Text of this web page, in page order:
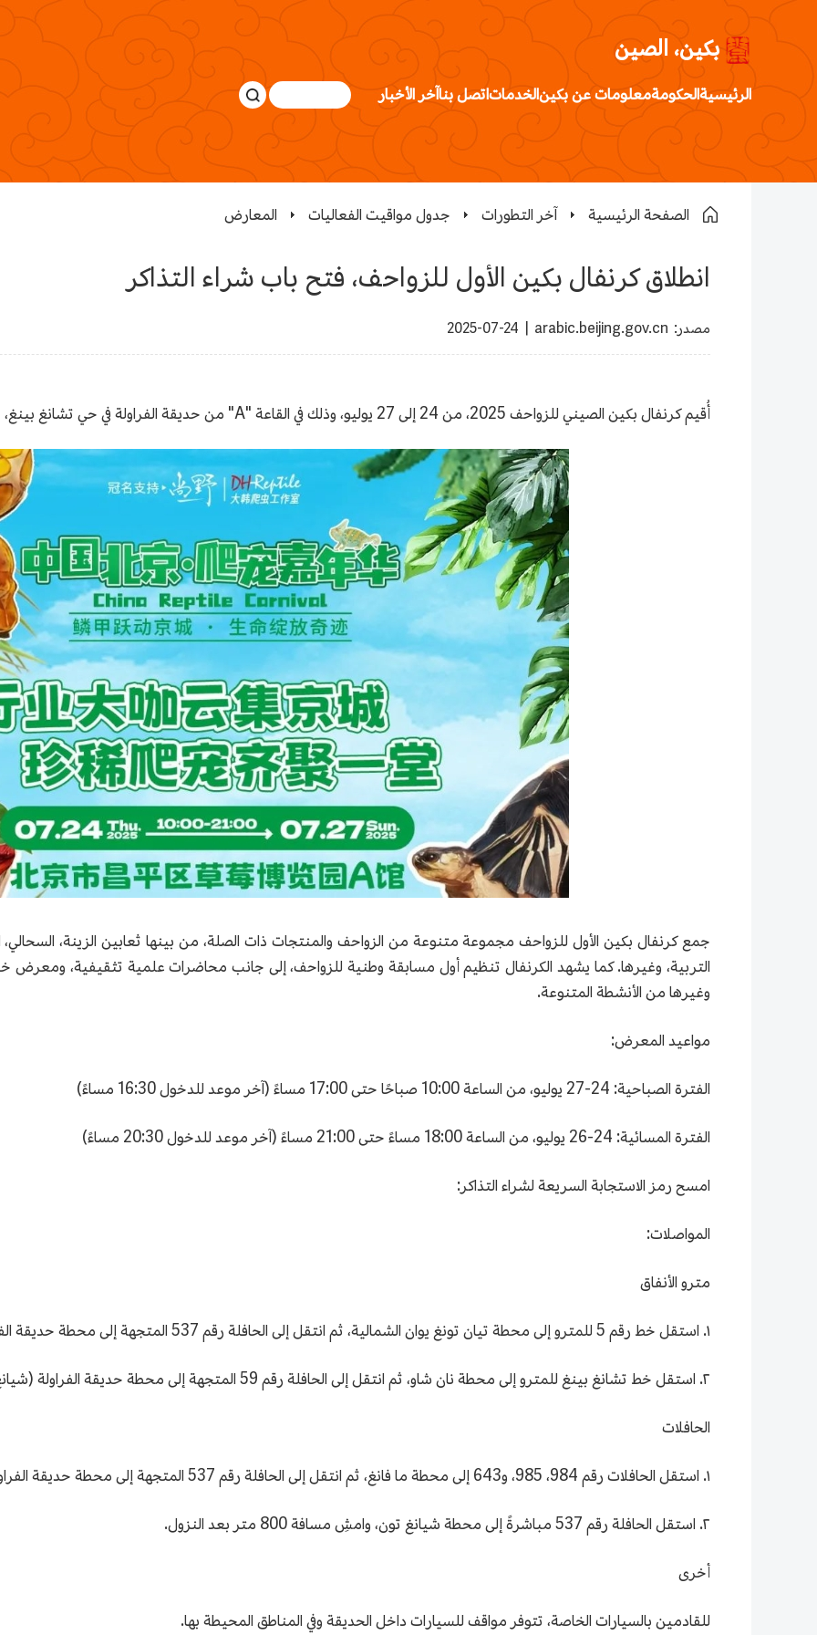
بكين، الصين
الرئيسيةالحكومةمعلومات عن بكينالخدماتاتصل بناآخر الأخبار
الصفحة الرئيسية آخر التطورات جدول مواقيت الفعاليات المعارض
انطلاق كرنفال بكين الأول للزواحف، فتح باب شراء التذاكر
arabic.beijing.gov.cn :مصدر
أُقيم كرنفال بكين الصيني للزواحف 2025، من 24 إلى 27 يوليو، وذلك في القاعة "A" من حديقة الفراولة في حي تشانغ بينغ، حيث تم فتح باب شراء التذاكر.
جمع كرنفال بكين الأول للزواحف مجموعة متنوعة من الزواحف والمنتجات ذات الصلة، من بينها ثعابين الزينة، السحالي،
التربية، وغيرها. كما يشهد الكرنفال تنظيم أول مسابقة وطنية للزواحف، إلى جانب محاضرات علمية تثقيفية،
وغيرها من الأنشطة المتنوعة.
مواعيد المعرض:
الفترة الصباحية: 24-27 يوليو، من الساعة 10:00 صباحًا حتى 17:00 مساءً (آخر موعد للدخول 16:30 مساءً)
الفترة المسائية: 24-26 يوليو، من الساعة 18:00 مساءً حتى 21:00 مساءً (آخر موعد للدخول 20:30 مساءً)
امسح رمز الاستجابة السريعة لشراء التذاكر:
المواصلات:
مترو الأنفاق
١. استقل خط رقم 5 للمترو إلى محطة تيان تونغ يوان الشمالية، ثم انتقل إلى الحافلة رقم 537 المتجهة إلى محطة حديقة الفراولة (شيانغ تون).
٢. استقل خط تشانغ بينغ للمترو إلى محطة نان شاو، ثم انتقل إلى الحافلة رقم 59 المتجهة إلى محطة حديقة الفراولة (شيانغ تون).
الحافلات
١. استقل الحافلات رقم 984، 985، و643 إلى محطة ما فانغ، ثم انتقل إلى الحافلة رقم 537 المتجهة إلى محطة حديقة الفراولة (شيانغ تون).
٢. استقل الحافلة رقم 537 مباشرةً إلى محطة شيانغ تون، وامشِ مسافة 800 متر بعد النزول.
أخرى
للقادمين بالسيارات الخاصة، تتوفر مواقف للسيارات داخل الحديقة وفي المناطق المحيطة بها.